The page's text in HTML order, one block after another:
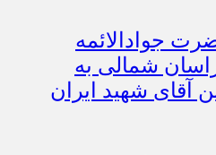
جوادالائمه
شمالی به
آقای شهید ایران